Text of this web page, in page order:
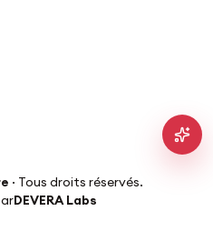
· Tous droits réservés.
DEVERA Labs